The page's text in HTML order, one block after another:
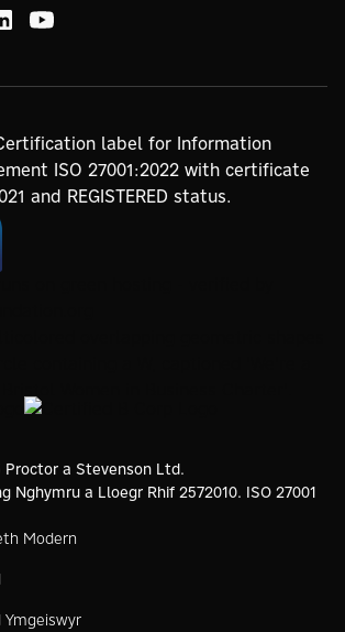
a Stevenson Ltd.
Nghymru a Lloegr Rhif 2572010. ISO 27001
Modern
partners/agency?
green-web-
us/